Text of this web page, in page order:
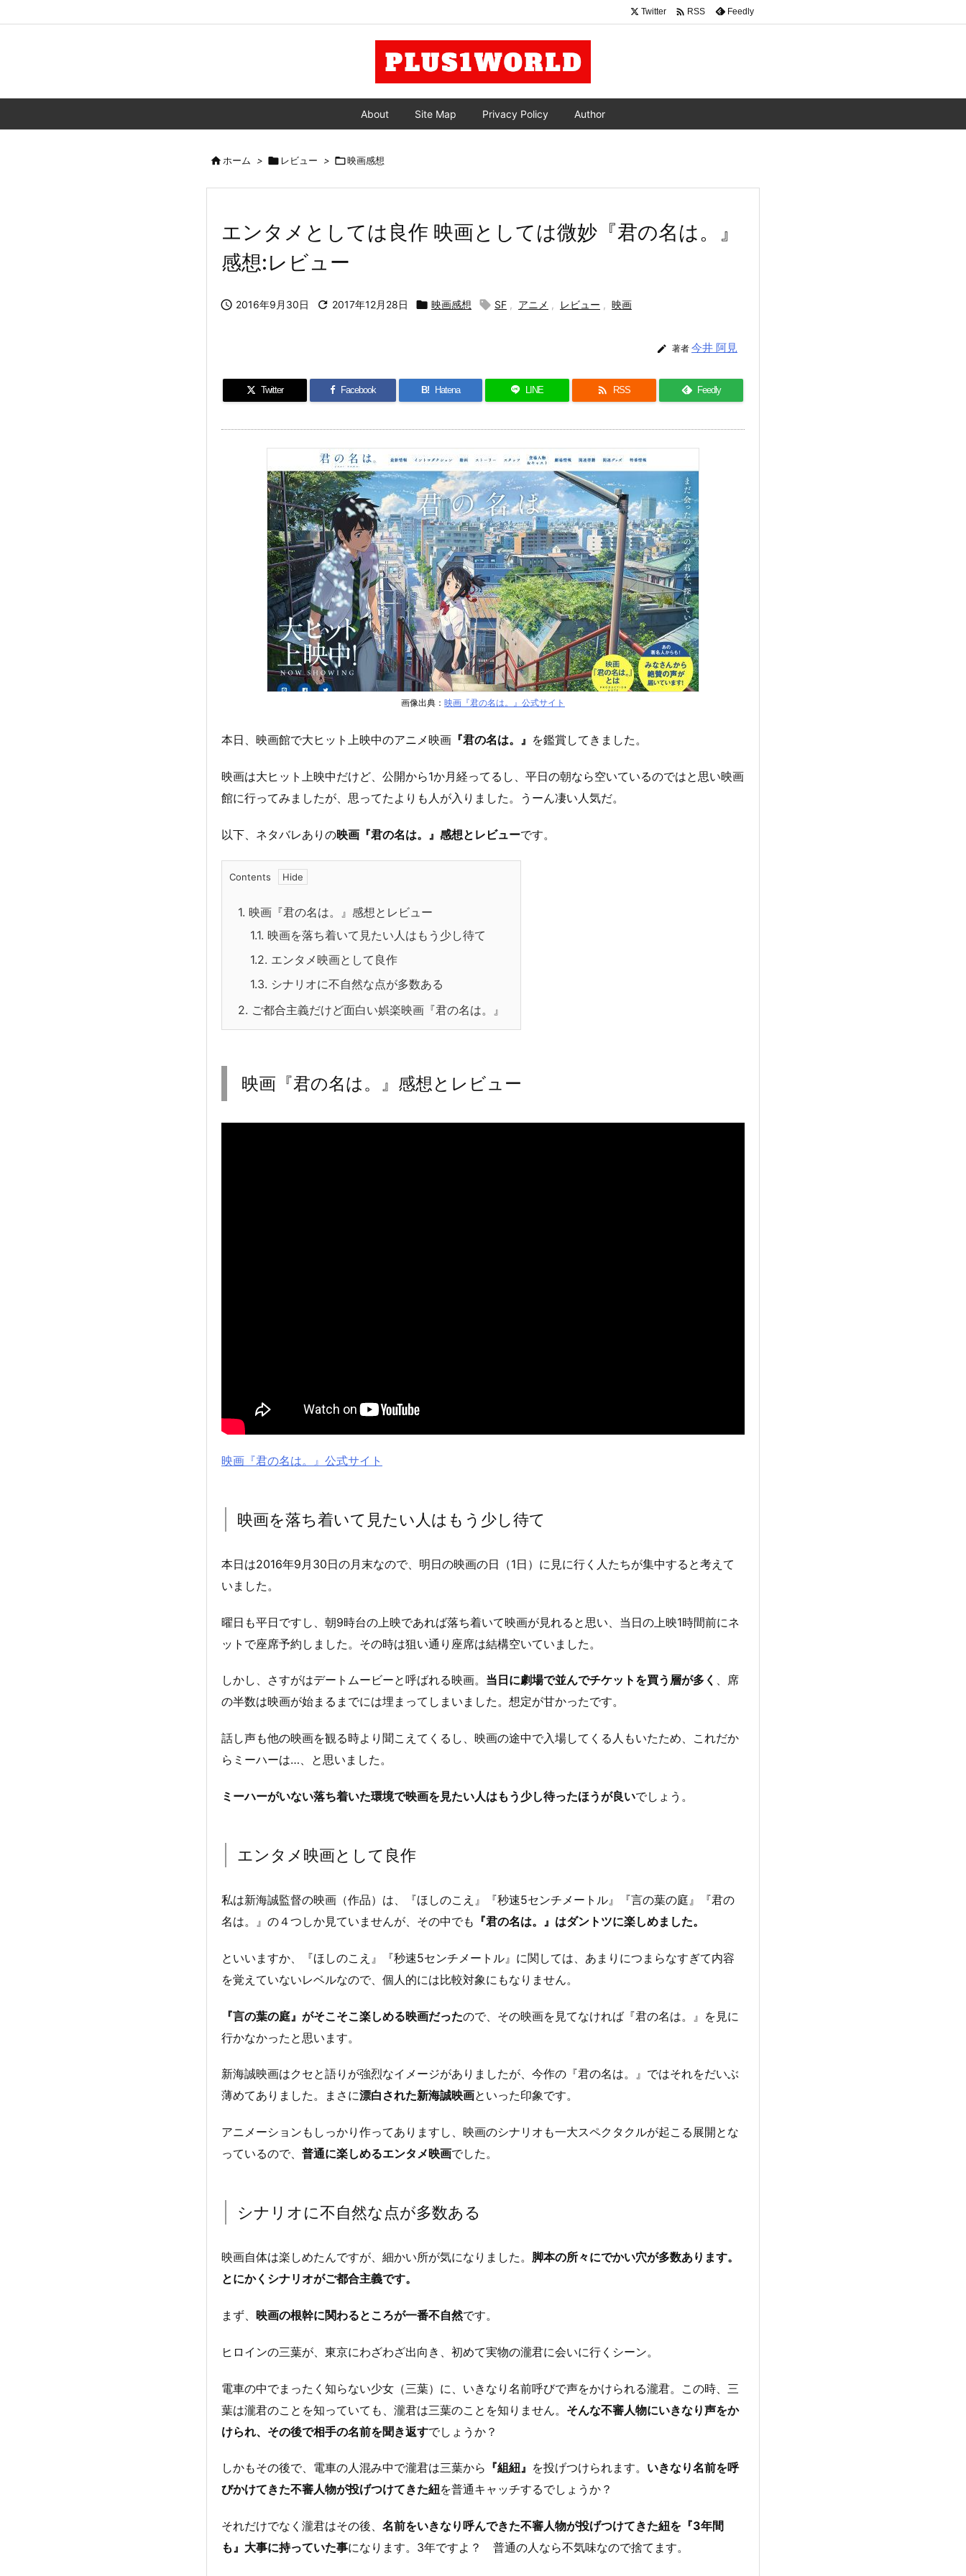
About Site Map Privacy Policy Author
Twitter  RSS Feedly
ホーム >  レビュー > 映画感想
エンタメとしては良作 映画としては微妙『君の名は。』
感想:レビュー
 2016年9月30日  2017年12月28日  映画感想  SF , アニメ , レビュー , 映画
 著者 今井 阿見
Twitter Facebook B! Hatena LINE  RSS Feedly
画像出典： 映画『君の名は。』公式サイト
本日、映画館で大ヒット上映中のアニメ映画 『君の名は。』 を鑑賞してきました。
映画は大ヒット上映中だけど、公開から1か月経ってるし、平日の朝なら空いているのではと思い映画
館に行ってみましたが、思ってたよりも人が入りました。うーん凄い人気だ。
以下、ネタバレありの映画『君の名は。』感想とレビューです。
Contents
1. 映画『君の名は。』感想とレビュー
1.1. 映画を落ち着いて見たい人はもう少し待て
1.2. エンタメ映画として良作
1.3. シナリオに不自然な点が多数ある
2. ご都合主義だけど面白い娯楽映画『君の名は。』
映画『君の名は。』感想とレビュー
映画『君の名は。』公式サイト
映画を落ち着いて見たい人はもう少し待て
本日は2016年9月30日の月末なので、明日の映画の日（1日）に見に行く人たちが集中すると考えて
いました。
曜日も平日ですし、朝9時台の上映であれば落ち着いて映画が見れると思い、当日の上映1時間前にネ
ットで座席予約しました。その時は狙い通り座席は結構空いていました。
しかし、さすがはデートムービーと呼ばれる映画。 当日に劇場で並んでチケットを買う層が多く 、席
の半数は映画が始まるまでには埋まってしまいました。想定が甘かったです。
話し声も他の映画を観る時より聞こえてくるし、映画の途中で入場してくる人もいたため、これだか
らミーハーは…、と思いました。
ミーハーがいない落ち着いた環境で映画を見たい人はもう少し待ったほうが良いでしょう。
エンタメ映画として良作
私は新海誠監督の映画（作品）は、『ほしのこえ』『秒速5センチメートル』『言の葉の庭』『君の
名は。』の４つしか見ていませんが、その中でも 『君の名は。』はダントツに楽しめました。
といいますか、『ほしのこえ』『秒速5センチメートル』に関しては、あまりにつまらなすぎて内容
を覚えていないレベルなので、個人的には比較対象にもなりません。
『言の葉の庭』がそこそこ楽しめる映画だったので、その映画を見てなければ『君の名は。』を見に
行かなかったと思います。
新海誠映画はクセと語りが強烈なイメージがありましたが、今作の『君の名は。』ではそれをだいぶ
薄めてありました。まさに漂白された新海誠映画といった印象です。
アニメーションもしっかり作ってありますし、映画のシナリオも一大スペクタクルが起こる展開とな
っているので、 普通に楽しめるエンタメ映画でした。
シナリオに不自然な点が多数ある
映画自体は楽しめたんですが、細かい所が気になりました。 脚本の所々にでかい穴が多数あります。
とにかくシナリオがご都合主義です。
まず、 映画の根幹に関わるところが一番不自然です。
ヒロインの三葉が、東京にわざわざ出向き、初めて実物の瀧君に会いに行くシーン。
電車の中でまったく知らない少女（三葉）に、いきなり名前呼びで声をかけられる瀧君。この時、三
葉は瀧君のことを知っていても、瀧君は三葉のことを知りません。 そんな不審人物にいきなり声をか
けられ、その後で相手の名前を聞き返すでしょうか？
しかもその後で、電車の人混み中で瀧君は三葉から 『組紐』 を投げつけられます。 いきなり名前を呼
びかけてきた不審人物が投げつけてきた紐を普通キャッチするでしょうか？
それだけでなく瀧君はその後、 名前をいきなり呼んできた不審人物が投げつけてきた紐を『3年間
も』大事に持っていた事になります。3年ですよ？ 普通の人なら不気味なので捨てます。